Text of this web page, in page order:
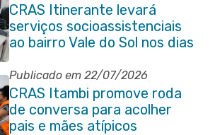
CRAS Itinerante levará
serviços socioassistenciais
ao bairro Vale do Sol nos dias
15 e 16 de junho e Vila
Gabriela 18 de junho
Publicado em 22/07/2026
CRAS Itambi promove roda
de conversa para acolher
pais e mães atípicos